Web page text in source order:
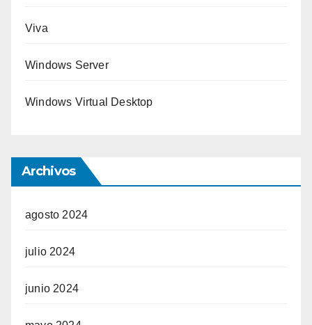
Viva
Windows Server
Windows Virtual Desktop
Archivos
agosto 2024
julio 2024
junio 2024